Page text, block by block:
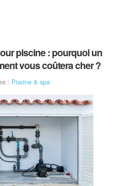
piscine : pourquoi un
vous coûtera cher ?
: Piscine & spa